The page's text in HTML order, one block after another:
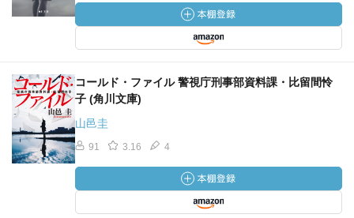
コールド・ファイル 警視庁刑事部資料課・比留間怜
子 (角川文庫)
山邑圭
91 3.16 4